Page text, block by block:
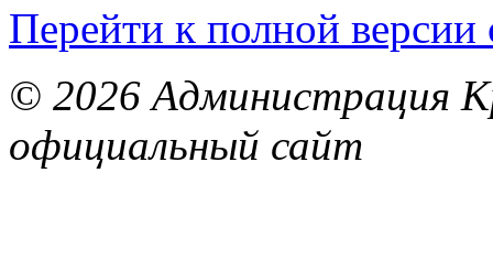
Перейти к полной версии
© 2026 Администрация
официальный сайт